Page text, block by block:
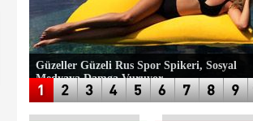
Güzeller Güzeli Rus Spor Spikeri, Sosyal
Medyaya Damga Vuruyor